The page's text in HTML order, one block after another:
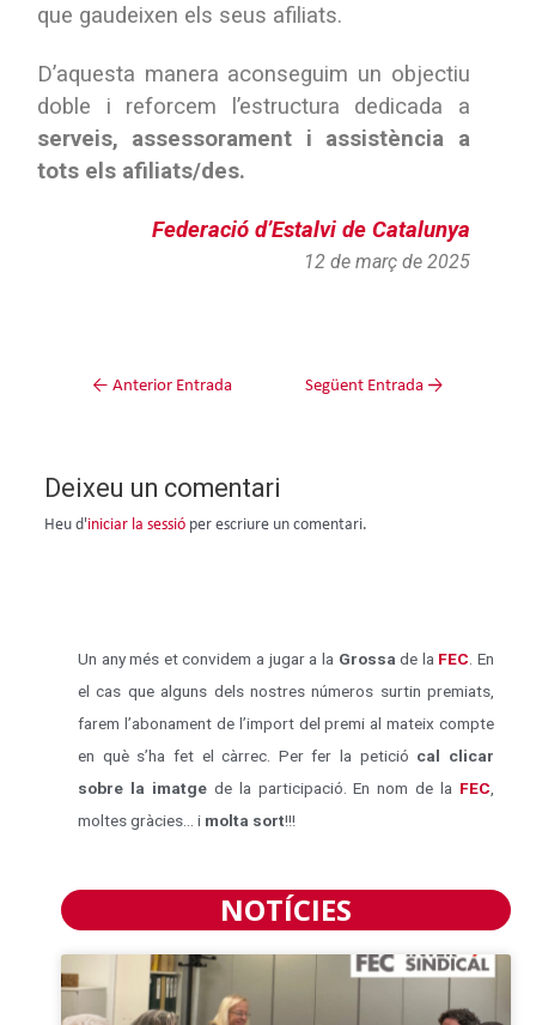
que gaudeixen els seus afiliats.
D’aquesta manera aconseguim un objectiu
doble i reforcem l’estructura dedicada a
serveis, assessorament i assistència a
tots els afiliats/des.
Federació d’Estalvi de Catalunya
12 de març de 2025
← Anterior Entrada Següent Entrada →
Deixeu un comentari
Heu d'iniciar la sessióper escriure un comentari.
Un any més et convidem a jugar a la Grossa de la FEC. En
el cas que alguns dels nostres números surtin premiats,
farem l’abonament de l’import del premi al mateix compte
en què s’ha fet el càrrec. Per fer la petició cal clicar
sobre la imatgede la participació. En nom de la FEC,
moltes gràcies… i molta sort!!!
NOTÍCIES